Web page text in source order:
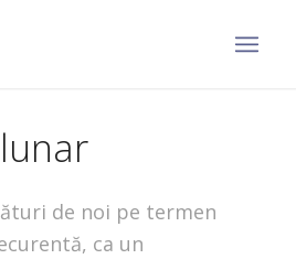
de noi pe termen
ca un